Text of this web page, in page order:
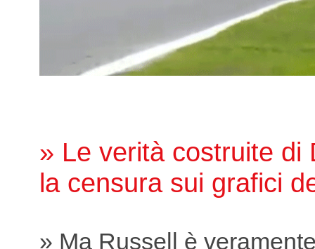
» Le verità costruite di
la censura sui grafici
» Ma Russell è